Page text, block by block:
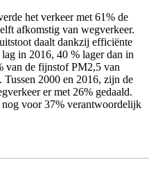
het verkeer met 61% de
afkomstig van wegverkeer.
daalt dankzij efficiënte
in 2016, 40 % lager dan in
van de fijnstof PM2,5 van
Tussen 2000 en 2016, zijn de
er met 26% gedaald.
nog voor 37% verantwoordelijk